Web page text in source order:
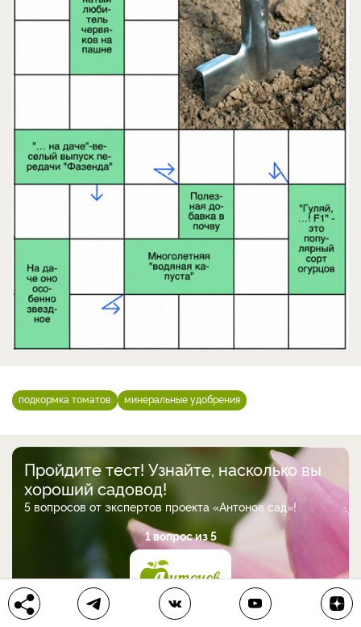
подкормка томатов минеральные удобрения
Пройдите тест! Узнайте, насколько вы
хороший садовод!
5 вопросов от экспертов проекта «Антонов сад»!
1 вопрос из 5